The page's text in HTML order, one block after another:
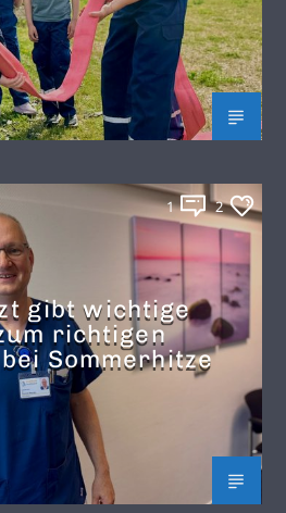
1 2
gibt wichtige
richtigen
Sommerhitze